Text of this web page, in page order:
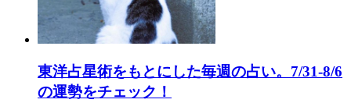
東洋占星術をもとにした毎週の占い。7/31-8/6
の運勢をチェック！